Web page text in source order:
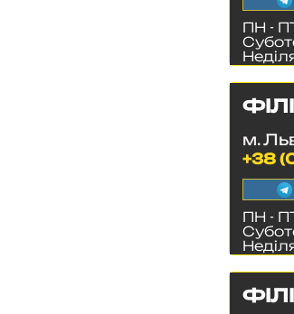
ПН -
м.
+38
ПН -